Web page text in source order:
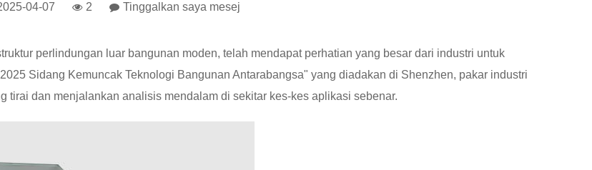
04-07 2 Tinggalkan saya mesej
perlindungan luar bangunan moden, telah mendapat perhatian yang besar dari industri untuk
Sidang Kemuncak Teknologi Bangunan Antarabangsa" yang diadakan di Shenzhen, pakar industri
tirai dan menjalankan analisis mendalam di sekitar kes-kes aplikasi sebenar.